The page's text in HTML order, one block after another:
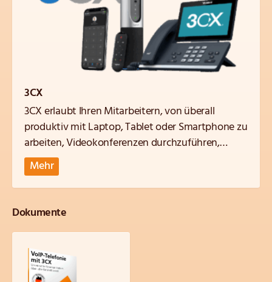
3CX
3CX erlaubt Ihren Mitarbeitern, von überall
produktiv mit Laptop, Tablet oder Smartphone zu
arbeiten, Videokonferenzen durchzuführen,
Kundenanfragen per Website-Livechat zu
bearbeiten und vieles mehr, was Sie von einer
marktführenden virtuellen Telefonanlage
erwarten dürfen.
Mehr
Dokumente